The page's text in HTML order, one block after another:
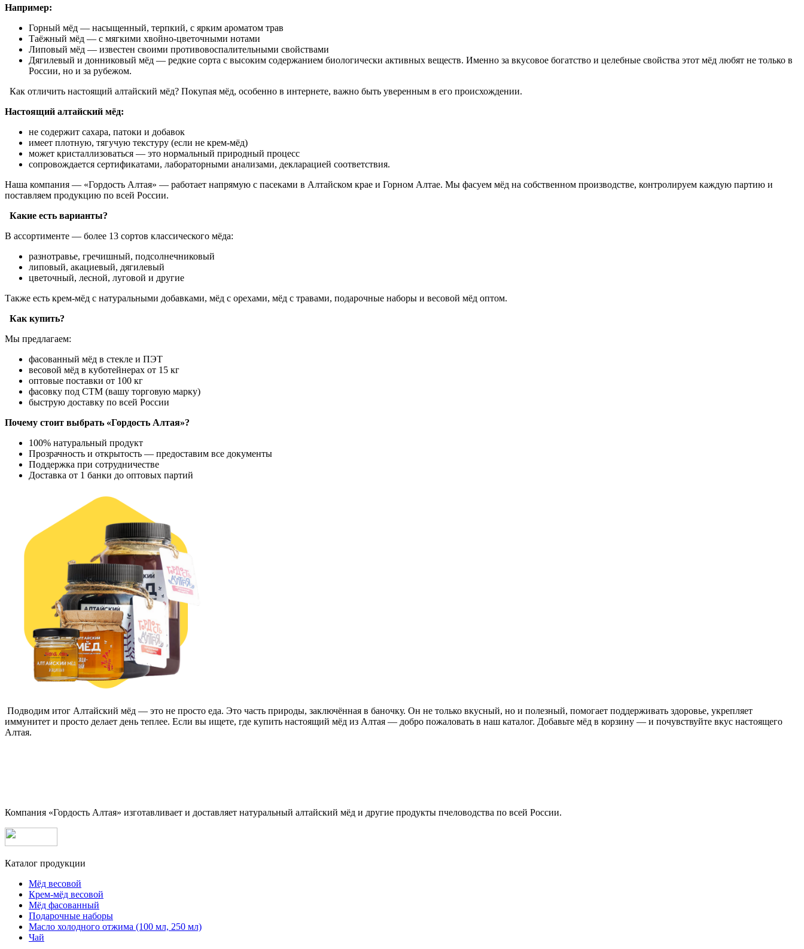
Например:
Горный мёд — насыщенный, терпкий, с ярким ароматом трав
Таёжный мёд — с мягкими хвойно-цветочными нотами
Липовый мёд — известен своими противовоспалительными свойствами
Дягилевый и донниковый мёд — редкие сорта с высоким содержанием биологически активных веществ. Именно за вкусовое богатство и целебные свойства этот мёд любят не только в
России, но и за рубежом.
Как отличить настоящий алтайский мёд? Покупая мёд, особенно в интернете, важно быть уверенным в его происхождении.
Настоящий алтайский мёд:
не содержит сахара, патоки и добавок
имеет плотную, тягучую текстуру (если не крем-мёд)
может кристаллизоваться — это нормальный природный процесс
сопровождается сертификатами, лабораторными анализами, декларацией соответствия.
Наша компания — «Гордость Алтая» — работает напрямую с пасеками в Алтайском крае и Горном Алтае. Мы фасуем мёд на собственном производстве, контролируем каждую партию и
поставляем продукцию по всей России.
Какие есть варианты?
В ассортименте — более 13 сортов классического мёда:
разнотравье, гречишный, подсолнечниковый
липовый, акациевый, дягилевый
цветочный, лесной, луговой и другие
Также есть крем-мёд с натуральными добавками, мёд с орехами, мёд с травами, подарочные наборы и весовой мёд оптом.
Как купить?
Мы предлагаем:
фасованный мёд в стекле и ПЭТ
весовой мёд в куботейнерах от 15 кг
оптовые поставки от 100 кг
фасовку под СТМ (вашу торговую марку)
быструю доставку по всей России
Почему стоит выбрать «Гордость Алтая»?
100% натуральный продукт
Прозрачность и открытость — предоставим все документы
Поддержка при сотрудничестве
Доставка от 1 банки до оптовых партий
Подводим итог Алтайский мёд — это не просто еда. Это часть природы, заключённая в баночку. Он не только вкусный, но и полезный, помогает поддерживать здоровье, укрепляет
иммунитет и просто делает день теплее. Если вы ищете, где купить настоящий мёд из Алтая — добро пожаловать в наш каталог. Добавьте мёд в корзину — и почувствуйте вкус настоящего
Алтая.
Компания «Гордость Алтая» изготавливает и доставляет натуральный алтайский мёд и другие продукты пчеловодства по всей России.
Каталог продукции
Мёд весовой
Крем-мёд весовой
Мёд фасованный
Подарочные наборы
Масло холодного отжима (100 мл, 250 мл)
Чай